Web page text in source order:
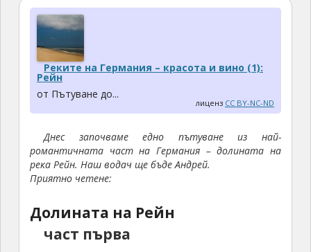
Реките на Германия – красота и вино (1):
Рейн
от Пътуване до...
лиценз CC BY-NC-ND
Днес започваме едно пътуване из най-
романтичната част на Германия – долината на
река Рейн. Наш водач ще бъде Андрей.
Приятно четене:
Долината на Рейн
част първа